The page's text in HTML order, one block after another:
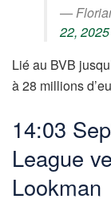
—
22, 2025
Lié au BVB
à 28 millions
14:03
League
Lookman